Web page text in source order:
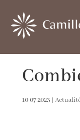
10 07 2023|